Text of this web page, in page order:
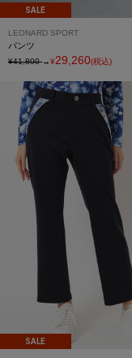
SALE
LEONARD SPORT
パンツ
¥41,800→¥29,260(税込)
SALE